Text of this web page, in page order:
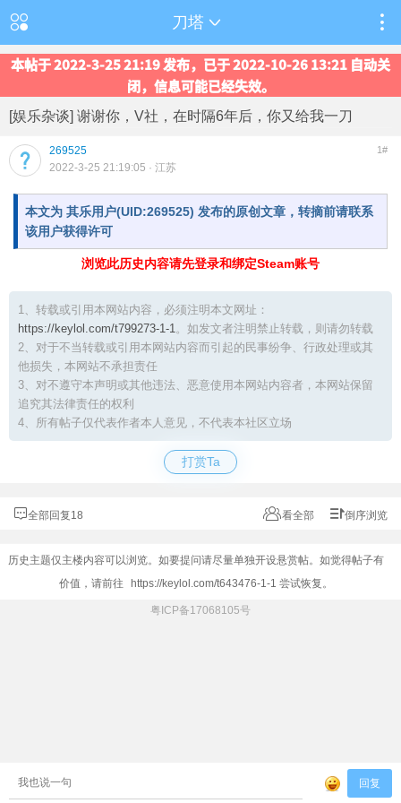
刀塔
本帖于 2022-3-25 21:19 发布，已于 2022-10-26 13:21 自动关
闭，信息可能已经失效。
[娱乐杂谈] 谢谢你，V社，在时隔6年后，你又给我一刀
269525 1#
2022-3-25 21:19:05 · 江苏
本文为 其乐用户(UID:269525) 发布的原创文章，转摘前请联系
该用户获得许可
浏览此历史内容请先登录和绑定Steam账号
1、转载或引用本网站内容，必须注明本文网址：
https://keylol.com/t799273-1-1。如发文者注明禁止转载，则请勿转载
2、对于不当转载或引用本网站内容而引起的民事纷争、行政处理或其
他损失，本网站不承担责任
3、对不遵守本声明或其他违法、恶意使用本网站内容者，本网站保留
追究其法律责任的权利
4、所有帖子仅代表作者本人意见，不代表本社区立场
打赏Ta
全部回复18 看全部 倒序浏览
历史主题仅主楼内容可以浏览。如要提问请尽量单独开设悬赏帖。如觉得帖子有
价值，请前往
https://keylol.com/t643476-1-1 尝试恢复。
粤ICP备17068105号